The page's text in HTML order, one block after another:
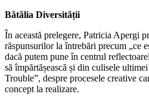
Bătălia Diversității
În această prelegere, Patricia Apergi
răspunsurilor la întrebări precum „ce
dacă putem pune în centrul
să împărtășească și din culisele
Trouble”, despre procesele creative
concept la realizare.